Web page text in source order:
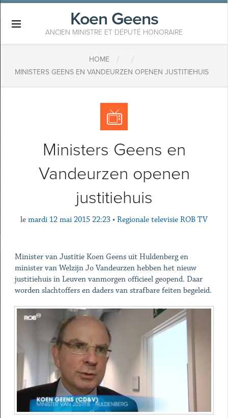
Koen Geens
ANCIEN MINISTRE ET DÉPUTÉ HONORAIRE
HOME / /
MINISTERS GEENS EN VANDEURZEN OPENEN JUSTITIEHUIS
Ministers Geens en
Vandeurzen openen
justitiehuis
le mardi 12 mai 2015 22:23 • Regionale televisie ROB TV
Minister van Justitie Koen Geens uit Huldenberg en
minister van Welzijn Jo Vandeurzen hebben het nieuw
justitiehuis in Leuven vanmorgen officieel geopend. Daar
worden slachtoffers en daders van strafbare feiten begeleid.